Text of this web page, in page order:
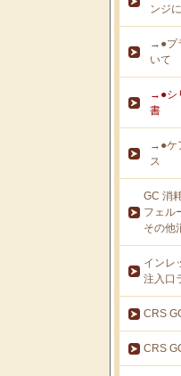
ンジ
→●プ
いて
→●シ
書
→●ケ
ス
GC 消
フェル
その他
インレ
注入口
CRS
CRS